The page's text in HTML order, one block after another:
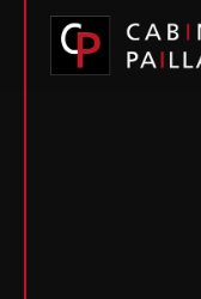
Panneau de gestion des